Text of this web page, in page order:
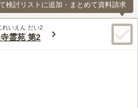
検討リストに追加・まとめて資料請求
れいえん だい2
霊苑 第2